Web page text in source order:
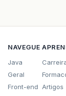
NAVEGUE
Java
Geral
Front-end Artigos